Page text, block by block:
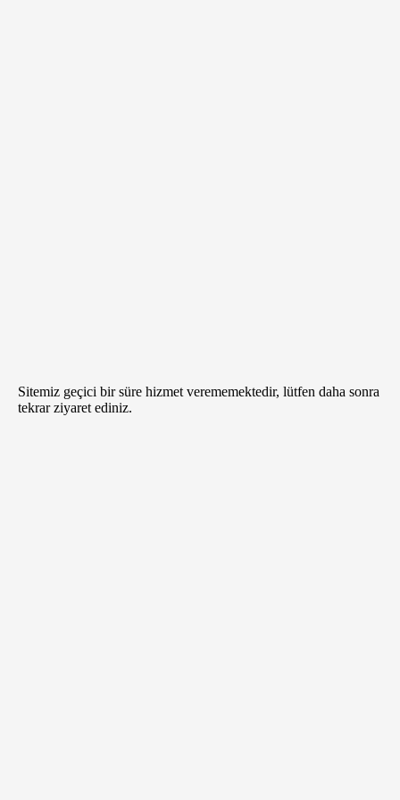
Sitemiz geçici bir süre hizmet verememektedir, lütfen daha sonra
tekrar ziyaret ediniz.